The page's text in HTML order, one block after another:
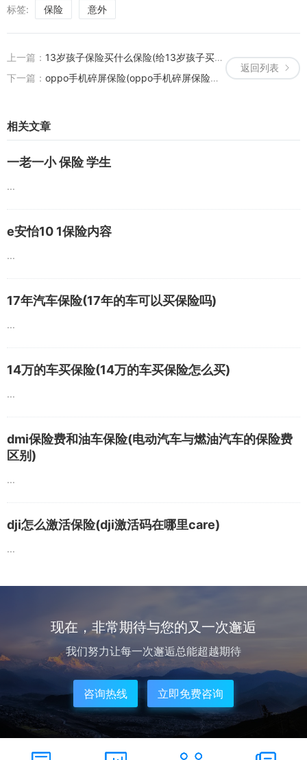
标签: 保险 意外
返回列表
上一篇： 13岁孩子保险买什么保险(给13岁孩子买什么保险好)
下一篇： oppo手机碎屏保险(oppo手机碎屏保险怎么查)
相关文章
一老一小 保险 学生
...
e安怡10 1保险内容
...
17年汽车保险(17年的车可以买保险吗)
...
14万的车买保险(14万的车买保险怎么买)
...
dmi保险费和油车保险(电动汽车与燃油汽车的保险费
区别)
...
dji怎么激活保险(dji激活码在哪里care)
...
现在，非常期待与您的又一次邂逅
我们努力让每一次邂逅总能超越期待
咨询热线 立即免费咨询